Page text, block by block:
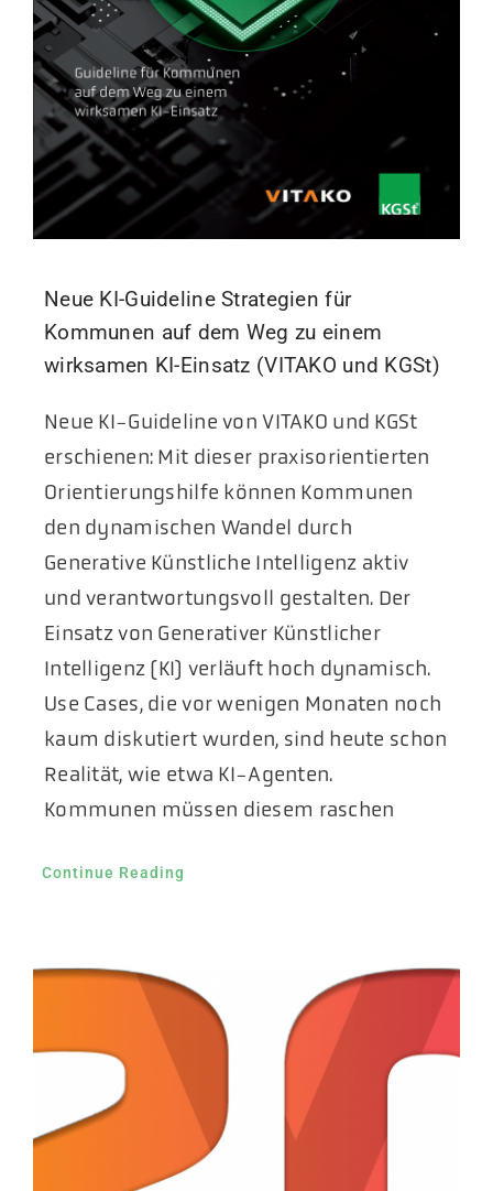
Aktuelles
Podcast
Neue KI-Guideline Strategien für
Kommunen auf dem Weg zu einem
wirksamen KI-Einsatz (VITAKO und KGSt)
Neue KI-Guideline von VITAKO und KGSt
erschienen: Mit dieser praxisorientierten
Orientierungshilfe können Kommunen
den dynamischen Wandel durch
Generative Künstliche Intelligenz aktiv
und verantwortungsvoll gestalten. Der
Einsatz von Generativer Künstlicher
Intelligenz (KI) verläuft hoch dynamisch.
Use Cases, die vor wenigen Monaten noch
kaum diskutiert wurden, sind heute schon
Realität, wie etwa KI-Agenten.
Kommunen müssen diesem raschen
Continue Reading